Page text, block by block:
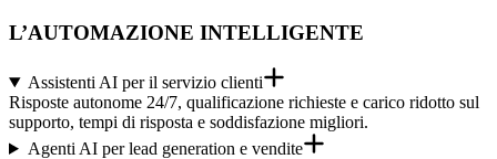
L’AUTOMAZIONE INTELLIGENTE
Assistenti AI per il servizio clienti
Risposte autonome 24/7, qualificazione richieste e carico ridotto sul
supporto, tempi di risposta e soddisfazione migliori.
Agenti AI per lead generation e vendite